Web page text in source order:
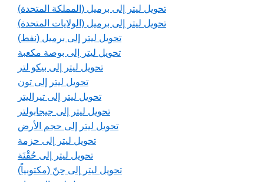
تحويل ليتر إلى برميل (المملكة المتحدة)
تحويل ليتر إلى برميل (الولايات المتحدة)
تحويل ليتر إلى برميل (نفط)
تحويل ليتر إلى بوصة مكعبة
تحويل ليتر إلى بيكو لتر
تحويل ليتر إلى تون
تحويل ليتر إلى تيراليتر
تحويل ليتر إلى جيجابولتر
تحويل ليتر إلى حجم الأرض
تحويل ليتر إلى حزمة
تحويل ليتر إلى حُقْنَة
تحويل ليتر إلى حِنّ (مكتوبياً)